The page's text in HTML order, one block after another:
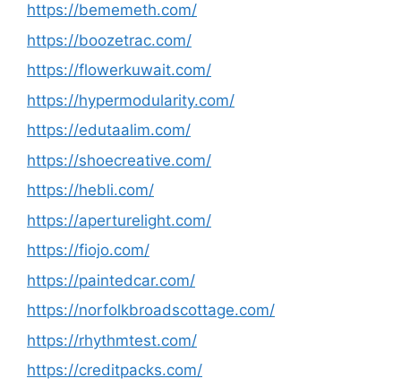
https://bememeth.com/
https://boozetrac.com/
https://flowerkuwait.com/
https://hypermodularity.com/
https://edutaalim.com/
https://shoecreative.com/
https://hebli.com/
https://aperturelight.com/
https://fiojo.com/
https://paintedcar.com/
https://norfolkbroadscottage.com/
https://rhythmtest.com/
https://creditpacks.com/